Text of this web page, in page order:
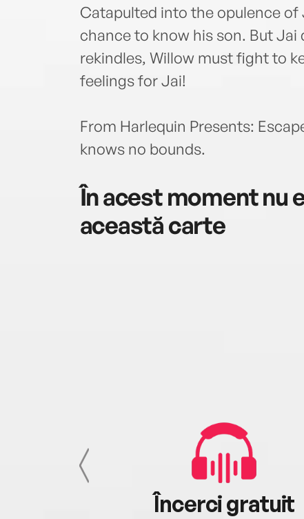
Catapulted into the opulence of
chance to know his son. But Jai
rekindles, Willow must fight to
feelings for Jai!
From Harlequin Presents:
knows no bounds.
În acest moment nu
această carte
Încerci gratuit